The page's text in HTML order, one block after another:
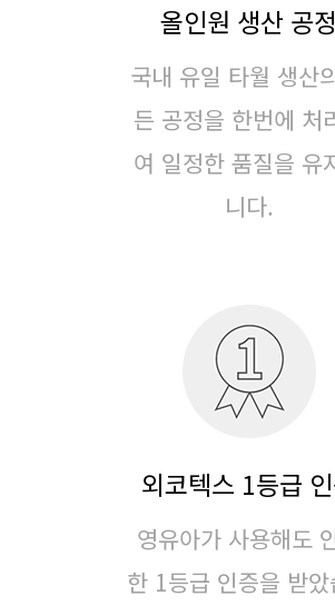
올인원 생산 공정
국내 유일 타월 생산
든 공정을 한번에 처
여 일정한 품질을 유
니다.
외코텍스 1등급
영유아가 사용해도
한 1등급 인증을 받았